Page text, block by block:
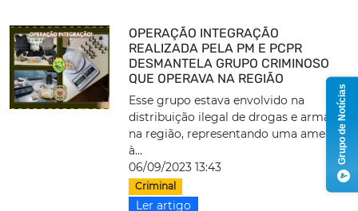
OPERAÇÃO INTEGRAÇÃO
REALIZADA PELA PM E PCPR
DESMANTELA GRUPO CRIMINOSO
QUE OPERAVA NA REGIÃO
Esse grupo estava envolvido na
distribuição ilegal de drogas e armas
na região, representando uma ameaça
à...
06/09/2023 13:43
Criminal
Ler artigo
Grupo de Notícias